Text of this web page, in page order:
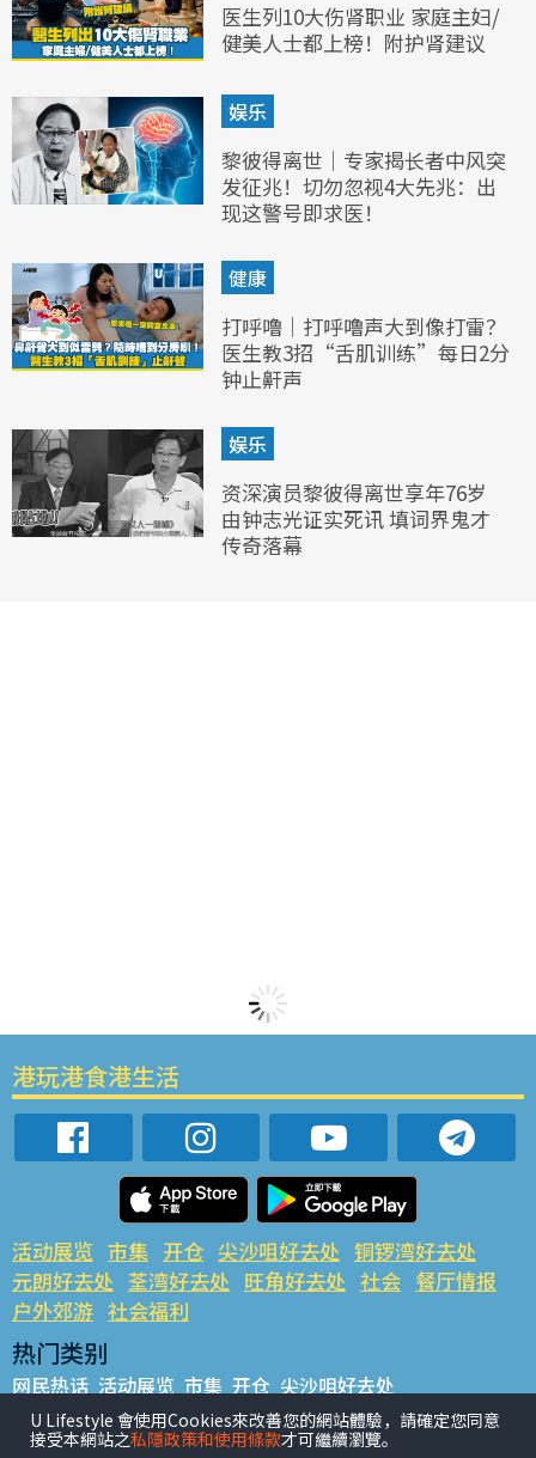
医生列10大伤肾职业 家庭主妇/
健美人士都上榜！附护肾建议
娱乐
黎彼得离世｜专家揭长者中风突
发征兆！切勿忽视4大先兆：出
现这警号即求医！
健康
打呼噜｜打呼噜声大到像打雷？
医生教3招“舌肌训练”每日2分
钟止鼾声
娱乐
资深演员黎彼得离世享年76岁
由钟志光证实死讯 填词界鬼才
传奇落幕
港玩港食港生活
活动展览 市集 开仓 尖沙咀好去处 铜锣湾好去处
元朗好去处 荃湾好去处 旺角好去处 社会 餐厅情报
户外郊游 社会福利
热门类别
网民热话 活动展览 市集 开仓 尖沙咀好去处
铜锣湾好去处 元朗好去处 荃湾好去处 旺角好去处 社会
餐厅情报 户外郊游
U Lifestyle 會使用Cookies來改善您的網站體驗，請確定您同意
接受本網站之私隱政策和使用條款才可繼續瀏覽。